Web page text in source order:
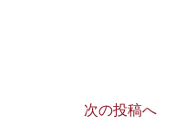
次の投稿へ